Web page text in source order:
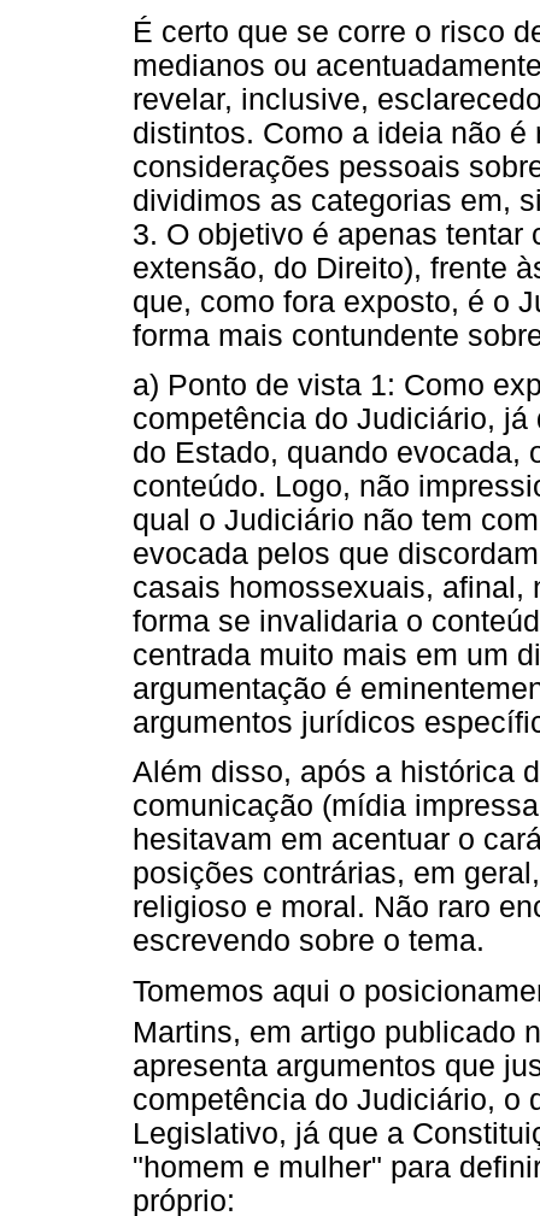
É certo que se corre o risco
medianos ou
revelar, inclusive,
distintos. Como a ideia não
considerações pessoais
dividimos as categorias em,
3. O objetivo é apenas tentar
extensão, do Direito), frente
que, como fora exposto, é o
forma mais contundente
a) Ponto de vista 1: Como
competência do Judiciário,
do Estado, quando evocada,
conteúdo. Logo, não
qual o Judiciário não tem
evocada pelos que
casais homossexuais, afinal,
forma se invalidaria o
centrada muito mais em um
argumentação é
argumentos jurídicos
Além disso, após a histórica
comunicação (mídia
hesitavam em acentuar o
posições contrárias, em
religioso e moral. Não raro
escrevendo sobre o tema.
Tomemos aqui o
Martins, em artigo publicado
apresenta argumentos que
competência do Judiciário, o
Legislativo, já que a
"homem e mulher" para
próprio: